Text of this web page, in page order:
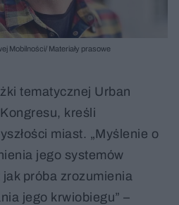
Mobilności/ Materiały prasowe
tematycznej Urban
kreśli
miast. „Myślenie o
jego systemów
próba zrozumienia
jego krwiobiegu” –